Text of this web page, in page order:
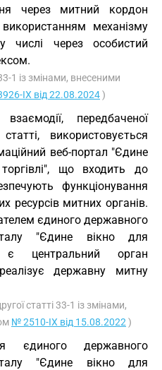
через митний кордон
механізму
числі через особистий
1 із змінами, внесеними
IX від 22.08.2024)
передбаченої
використовується
веб-портал "Єдине
що входить до
функціонування
ресурсів митних органів.
єдиного державного
"Єдине вікно для
є центральний орган
державну митну
статті 33-1 із змінами,
№ 2510-IX від 15.08.2022 )
єдиного державного
"Єдине вікно для